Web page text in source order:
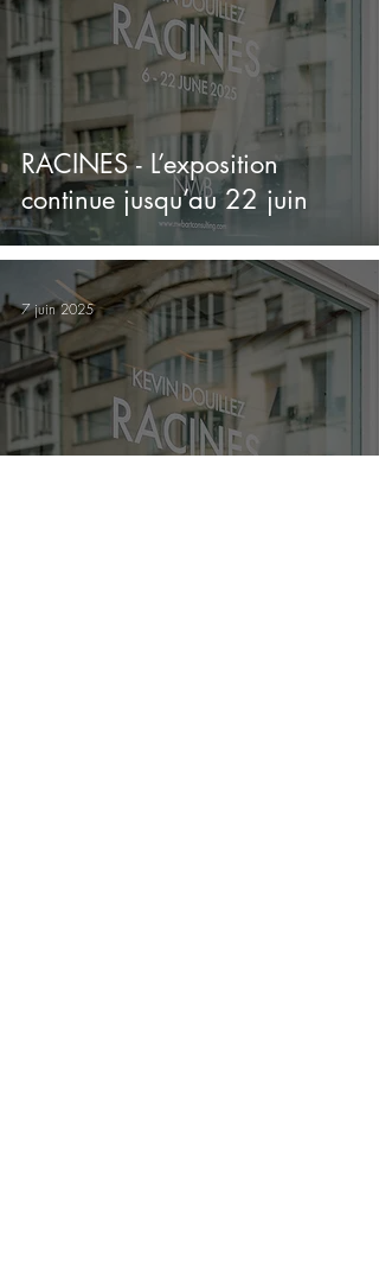
RACINES - L’exposition
continue jusqu’au 22 juin
7 juin 2025